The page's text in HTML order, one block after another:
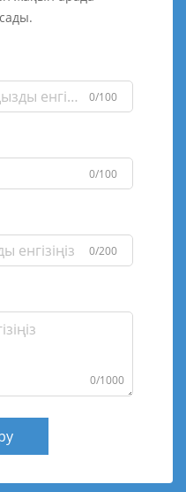
0/100
0/100
0/200
0/1000